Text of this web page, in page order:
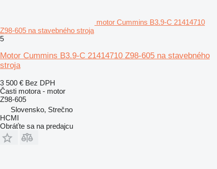
motor Cummins B3.9-C 21414710
Z98-605 na stavebného stroja
5
Motor Cummins B3.9-C 21414710 Z98-605 na stavebného
stroja
3 500 € Bez DPH
Časti motora - motor
Z98-605
Slovensko, Strečno
HCMI
Obráťte sa na predajcu